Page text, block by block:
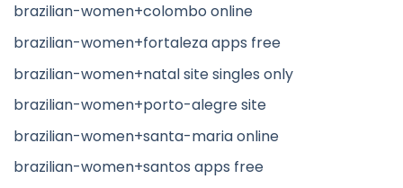
brazilian-women+colombo online
brazilian-women+fortaleza apps free
brazilian-women+natal site singles only
brazilian-women+porto-alegre site
brazilian-women+santa-maria online
brazilian-women+santos apps free